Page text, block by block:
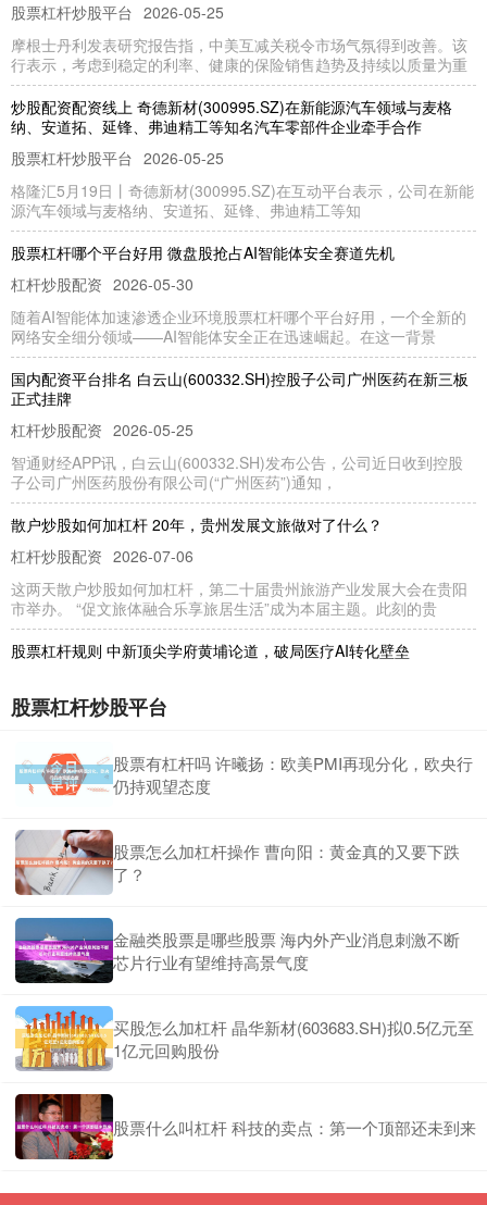
股票杠杆炒股平台 2026-05-25
摩根士丹利发表研究报告指，中美互减关税令市场气氛得到改善。该
行表示，考虑到稳定的利率、健康的保险销售趋势及持续以质量为重
炒股配资配资线上 奇德新材(300995.SZ)在新能源汽车领域与麦格
纳、安道拓、延锋、弗迪精工等知名汽车零部件企业牵手合作
股票杠杆炒股平台 2026-05-25
格隆汇5月19日丨奇德新材(300995.SZ)在互动平台表示，公司在新能
源汽车领域与麦格纳、安道拓、延锋、弗迪精工等知
股票杠杆哪个平台好用 微盘股抢占AI智能体安全赛道先机
杠杆炒股配资 2026-05-30
随着AI智能体加速渗透企业环境股票杠杆哪个平台好用，一个全新的
网络安全细分领域——AI智能体安全正在迅速崛起。在这一背景
国内配资平台排名 白云山(600332.SH)控股子公司广州医药在新三板
正式挂牌
杠杆炒股配资 2026-05-25
智通财经APP讯，白云山(600332.SH)发布公告，公司近日收到控股
子公司广州医药股份有限公司(“广州医药”)通知，
散户炒股如何加杠杆 20年，贵州发展文旅做对了什么？
杠杆炒股配资 2026-07-06
这两天散户炒股如何加杠杆，第二十届贵州旅游产业发展大会在贵阳
市举办。 “促文旅体融合乐享旅居生活”成为本届主题。此刻的贵
股票杠杆规则 中新顶尖学府黄埔论道，破局医疗AI转化壁垒
7月23日，新加坡国立大学广州创新研究院携手清华大学医学院，在
安全的杠杆炒股平台 美股异动丨瑞安航空盘前涨超4.7% 上财年盈利
达预期上限+拟回购7.5亿欧元股份
杠杆炒股配资
瑞安航空(RYAAY.US)盘前涨超4.7%，报52.38美元。消息面上，瑞安
航空公布截至3月底止财年业绩，盈利同比下降
股票杠杆炒股平台
股票有杠杆吗 许曦扬：欧美PMI再现分化，欧央行
仍持观望态度
股票怎么加杠杆操作 曹向阳：黄金真的又要下跌
了？
金融类股票是哪些股票 海内外产业消息刺激不断
芯片行业有望维持高景气度
买股怎么加杠杆 晶华新材(603683.SH)拟0.5亿元至
1亿元回购股份
股票什么叫杠杆 科技的卖点：第一个顶部还未到来